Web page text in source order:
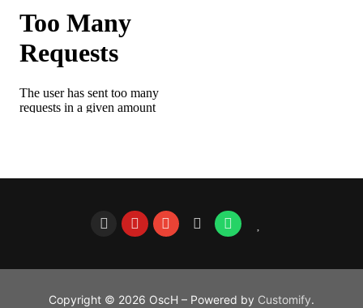
Copyright © 2026 OscH – Powered by Customify.